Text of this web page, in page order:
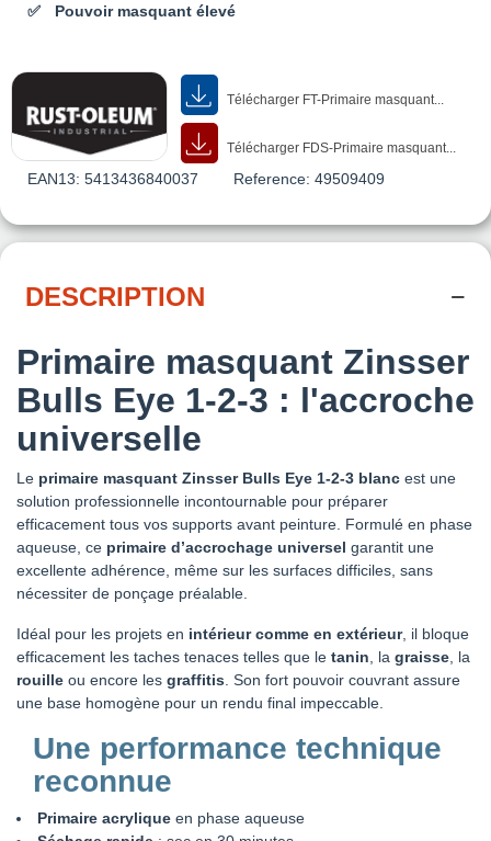
Pouvoir masquant élevé
Télécharger FT-Primaire masquant...
Télécharger FDS-Primaire masquant...
EAN13: 5413436840037 Reference: 49509409
DESCRIPTION
Primaire masquant Zinsser
Bulls Eye 1-2-3 : l'accroche
universelle
Le primaire masquant Zinsser Bulls Eye 1-2-3 blanc est une
solution professionnelle incontournable pour préparer
efficacement tous vos supports avant peinture. Formulé en phase
aqueuse, ce primaire d’accrochage universel garantit une
excellente adhérence, même sur les surfaces difficiles, sans
nécessiter de ponçage préalable.
Idéal pour les projets en intérieur comme en extérieur, il bloque
efficacement les taches tenaces telles que le tanin , la graisse , la
rouille ou encore les graffitis . Son fort pouvoir couvrant assure
une base homogène pour un rendu final impeccable.
Une performance technique
reconnue
Primaire acrylique en phase aqueuse